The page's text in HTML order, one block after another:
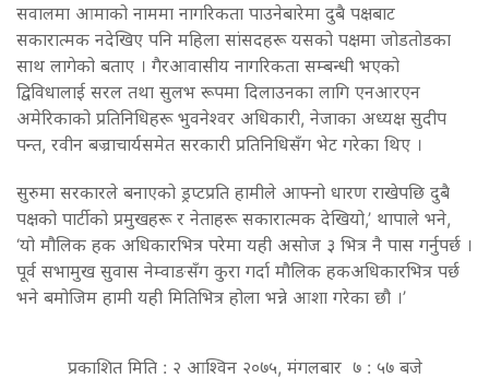
सवालमा आमाको नाममा नागरिकता पाउनेबारेमा दुबै पक्षबाट
सकारात्मक नदेखिए पनि महिला सांसदहरू यसको पक्षमा जोडतोडका
साथ लागेको बताए । गैरआवासीय नागरिकता सम्बन्धी भएको
द्विविधालाई सरल तथा सुलभ रूपमा दिलाउनका लागि एनआरएन
अमेरिकाको प्रतिनिधिहरू भुवनेश्वर अधिकारी, नेजाका अध्यक्ष सुदीप
पन्त, रवीन बज्राचार्यसमेत सरकारी प्रतिनिधिसँग भेट गरेका थिए ।
सुरुमा सरकारले बनाएको ड्रप्टप्रति हामीले आफ्नो धारण राखेपछि दुबै
पक्षको पार्टीको प्रमुखहरू र नेताहरू सकारात्मक देखियो,’ थापाले भने,
‘यो मौलिक हक अधिकारभित्र परेमा यही असोज ३ भित्र नै पास गर्नुपर्छ ।
पूर्व सभामुख सुवास नेम्वाङसँग कुरा गर्दा मौलिक हकअधिकारभित्र पर्छ
भने बमोजिम हामी यही मितिभित्र होला भन्ने आशा गरेका छौ ।’
प्रकाशित मिति : २ आश्विन २०७५, मंगलबार ७ : ५७ बजे